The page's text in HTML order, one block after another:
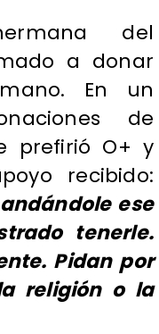
del
a donar
En un
de
prefirió O+ y
recibido:
ese
tenerle.
Pidan por
religión o la